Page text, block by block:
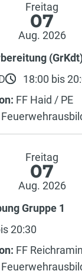
Freitag
07
Aug. 2026
18:00 bis
FF Haid / PE
Freitag
07
Aug. 2026
Gruppe 1
20:30
FF